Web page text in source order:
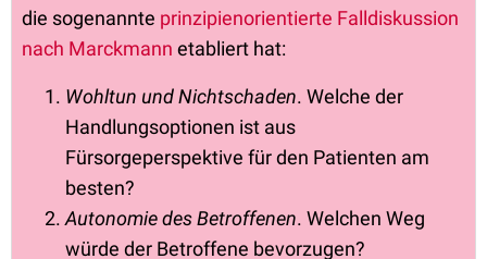
die sogenannte prinzipienorientierte Falldiskussion
nach Marckmann etabliert hat:
Wohltun und Nichtschaden. Welche der
Handlungsoptionen ist aus
Fürsorgeperspektive für den Patienten am
besten?
Autonomie des Betroffenen. Welchen Weg
würde der Betroffene bevorzugen?